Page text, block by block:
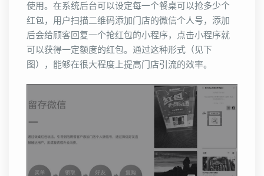
使用。在系统后台可以设定每一个餐桌可以抢多少个
红包，用户扫描二维码添加门店的微信个人号，添加
后会给顾客回复一个抢红包的小程序，点击小程序就
可以获得一定额度的红包。通过这种形式（见下
图），能够在很大程度上提高门店引流的效率。